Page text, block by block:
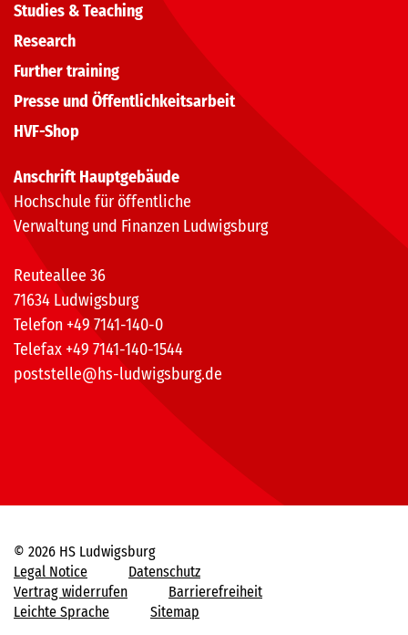
Studies & Teaching
Research
Further training
Presse und Öffentlichkeitsarbeit
HVF-Shop
Anschrift Hauptgebäude
Hochschule für öffentliche
Verwaltung und Finanzen Ludwigsburg
Reuteallee 36
71634 Ludwigsburg
Telefon +49 7141-140-0
Telefax +49 7141-140-1544
poststelle@hs-ludwigsburg.de
© 2026 HS Ludwigsburg
Legal Notice
Datenschutz
Vertrag widerrufen
Barrierefreiheit
Leichte Sprache
Sitemap